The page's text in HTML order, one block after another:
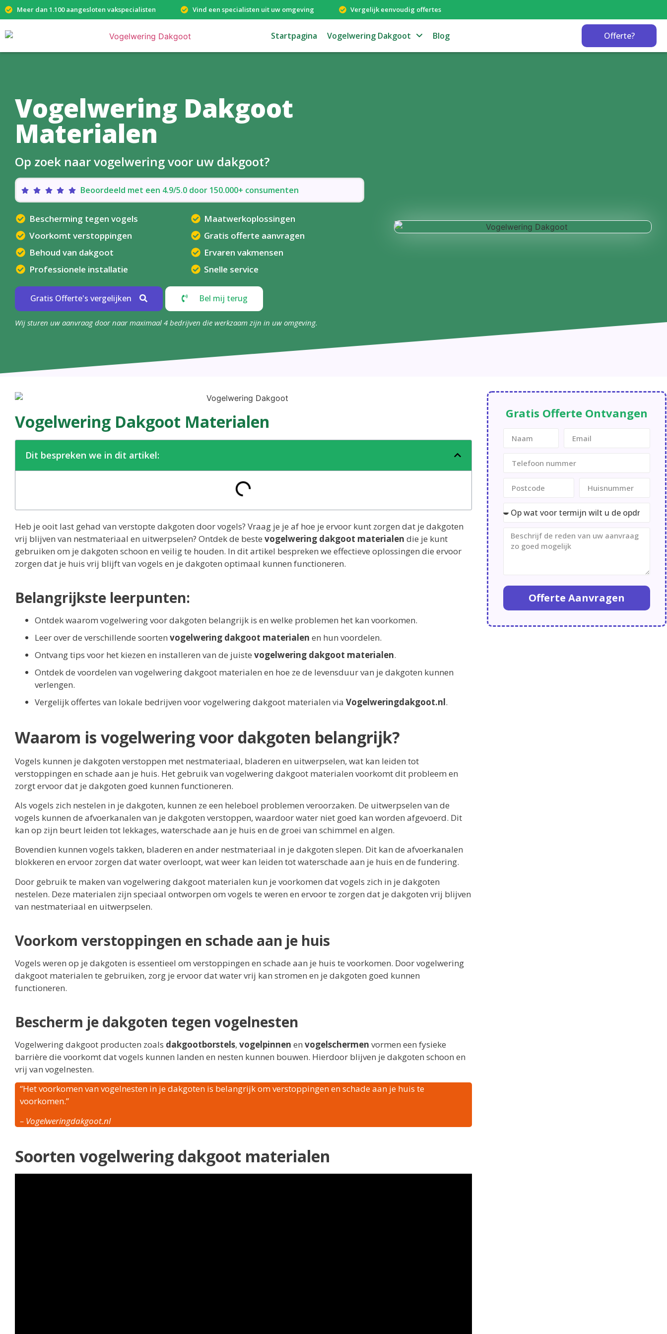
Meer dan 1.100 aangesloten vakspecialisten Vind een specialisten uit uw omgeving Vergelijk eenvoudig offertes
Startpagina Vogelwering Dakgoot Blog Offerte?
Vogelwering Dakgoot
Materialen
Op zoek naar vogelwering voor uw dakgoot?
Beoordeeld met een 4.9/5.0 door 150.000+ consumenten
Bescherming tegen vogels
Voorkomt verstoppingen
Behoud van dakgoot
Professionele installatie
Maatwerkoplossingen
Gratis offerte aanvragen
Ervaren vakmensen
Snelle service
Gratis Offerte's vergelijken Bel mij terug
Wij sturen uw aanvraag door naar maximaal 4 bedrijven die werkzaam zijn in uw omgeving.
Vogelwering Dakgoot Materialen
Dit bespreken we in dit artikel:
Heb je ooit last gehad van verstopte dakgoten door vogels? Vraag je je af hoe je ervoor kunt zorgen dat je dakgoten
vrij blijven van nestmateriaal en uitwerpselen? Ontdek de beste vogelwering dakgoot materialen die je kunt
gebruiken om je dakgoten schoon en veilig te houden. In dit artikel bespreken we effectieve oplossingen die ervoor
zorgen dat je huis vrij blijft van vogels en je dakgoten optimaal kunnen functioneren.
Belangrijkste leerpunten:
Ontdek waarom vogelwering voor dakgoten belangrijk is en welke problemen het kan voorkomen.
Leer over de verschillende soorten vogelwering dakgoot materialen en hun voordelen.
Ontvang tips voor het kiezen en installeren van de juiste vogelwering dakgoot materialen.
Ontdek de voordelen van vogelwering dakgoot materialen en hoe ze de levensduur van je dakgoten kunnen
verlengen.
Vergelijk offertes van lokale bedrijven voor vogelwering dakgoot materialen via Vogelweringdakgoot.nl.
Waarom is vogelwering voor dakgoten belangrijk?
Vogels kunnen je dakgoten verstoppen met nestmateriaal, bladeren en uitwerpselen, wat kan leiden tot
verstoppingen en schade aan je huis. Het gebruik van vogelwering dakgoot materialen voorkomt dit probleem en
zorgt ervoor dat je dakgoten goed kunnen functioneren.
Als vogels zich nestelen in je dakgoten, kunnen ze een heleboel problemen veroorzaken. De uitwerpselen van de
vogels kunnen de afvoerkanalen van je dakgoten verstoppen, waardoor water niet goed kan worden afgevoerd. Dit
kan op zijn beurt leiden tot lekkages, waterschade aan je huis en de groei van schimmel en algen.
Bovendien kunnen vogels takken, bladeren en ander nestmateriaal in je dakgoten slepen. Dit kan de afvoerkanalen
blokkeren en ervoor zorgen dat water overloopt, wat weer kan leiden tot waterschade aan je huis en de fundering.
Door gebruik te maken van vogelwering dakgoot materialen kun je voorkomen dat vogels zich in je dakgoten
nestelen. Deze materialen zijn speciaal ontworpen om vogels te weren en ervoor te zorgen dat je dakgoten vrij blijven
van nestmateriaal en uitwerpselen.
Voorkom verstoppingen en schade aan je huis
Vogels weren op je dakgoten is essentieel om verstoppingen en schade aan je huis te voorkomen. Door vogelwering
dakgoot materialen te gebruiken, zorg je ervoor dat water vrij kan stromen en je dakgoten goed kunnen
functioneren.
Bescherm je dakgoten tegen vogelnesten
Vogelwering dakgoot producten zoals dakgootborstels, vogelpinnen en vogelschermen vormen een fysieke
barrière die voorkomt dat vogels kunnen landen en nesten kunnen bouwen. Hierdoor blijven je dakgoten schoon en
vrij van vogelnesten.
“Het voorkomen van vogelnesten in je dakgoten is belangrijk om verstoppingen en schade aan je huis te
voorkomen.”
– Vogelweringdakgoot.nl
Soorten vogelwering dakgoot materialen
Gratis Offerte Ontvangen
Offerte Aanvragen